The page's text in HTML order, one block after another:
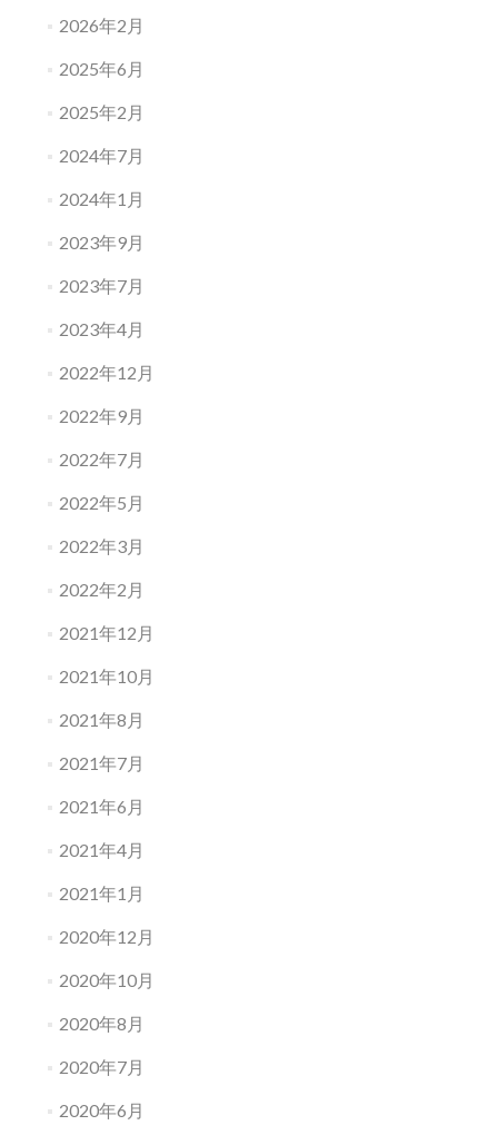
2026年2月
2025年6月
2025年2月
2024年7月
2024年1月
2023年9月
2023年7月
2023年4月
2022年12月
2022年9月
2022年7月
2022年5月
2022年3月
2022年2月
2021年12月
2021年10月
2021年8月
2021年7月
2021年6月
2021年4月
2021年1月
2020年12月
2020年10月
2020年8月
2020年7月
2020年6月